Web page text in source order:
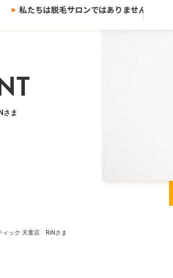
私たちは脱毛サロンではありません。歴史あ
さま
ィック 天童店 RiNさま